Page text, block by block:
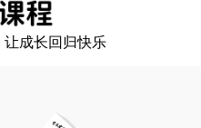
成长回归快乐